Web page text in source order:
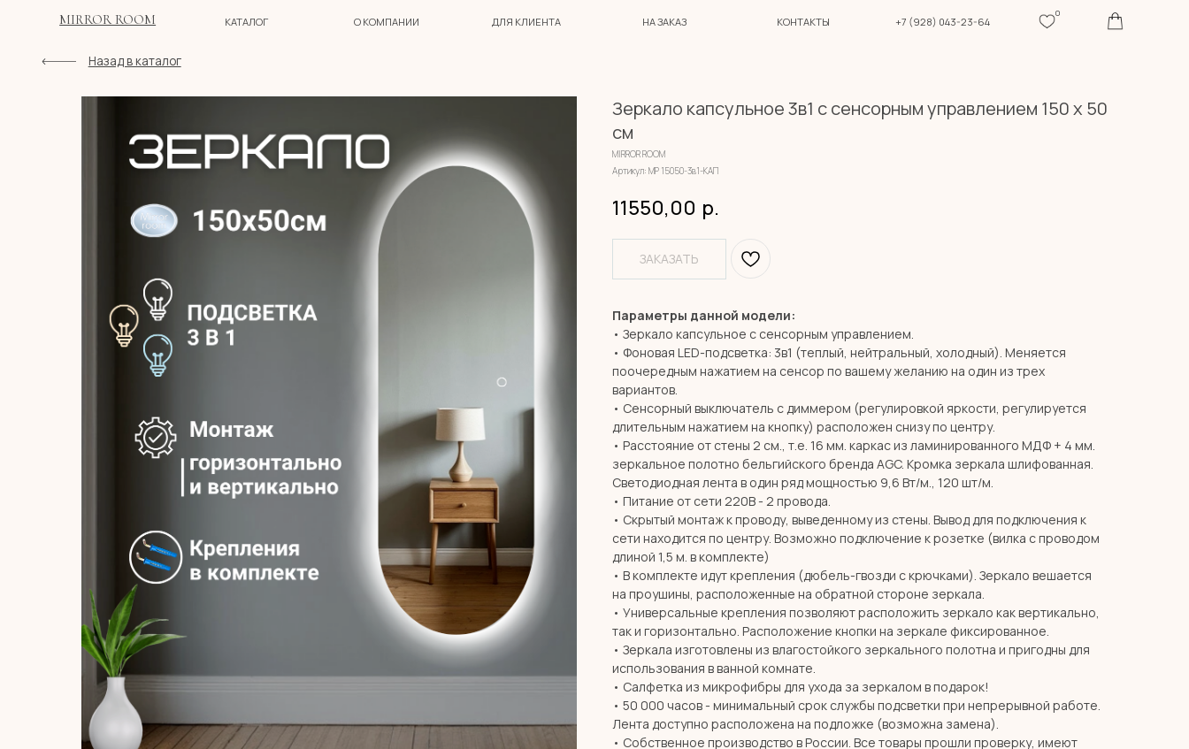
MIRROR ROOM КАТАЛОГ О КОМПАНИИ ДЛЯ КЛИЕНТА +7 (928) 043-23-64
Назад в каталог
Зеркало капсульное 3в1 с сенсорным управлением 150 х 50
см
MIRROR ROOM
Артикул: МР 15050-3в1-КАП
11550,00 р.
ЗАКАЗАТЬ
Параметры данной модели:
• Зеркало капсульное с сенсорным управлением.
• Фоновая LED-подсветка: 3в1 (теплый, нейтральный, холодный). Меняется
поочередным нажатием на сенсор по вашему желанию на один из трех
вариантов.
• Сенсорный выключатель с диммером (регулировкой яркости, регулируется
длительным нажатием на кнопку) расположен снизу по центру.
• Расстояние от стены 2 см., т.е. 16 мм. каркас из ламинированного МДФ + 4 мм.
зеркальное полотно бельгийского бренда AGC. Кромка зеркала шлифованная.
Светодиодная лента в один ряд мощностью 9,6 Вт/м., 120 шт/м.
• Питание от сети 220В - 2 провода.
• Скрытый монтаж к проводу, выведенному из стены. Вывод для подключения к
сети находится по центру. Возможно подключение к розетке (вилка с проводом
длиной 1,5 м. в комплекте)
• В комплекте идут крепления (дюбель-гвозди с крючками). Зеркало вешается
на проушины, расположенные на обратной стороне зеркала.
• Универсальные крепления позволяют расположить зеркало как вертикально,
так и горизонтально. Расположение кнопки на зеркале фиксированное.
• Зеркала изготовлены из влагостойкого зеркального полотна и пригодны для
использования в ванной комнате.
• Салфетка из микрофибры для ухода за зеркалом в подарок!
• 50 000 часов - минимальный срок службы подсветки при непрерывной работе.
Лента доступно расположена на подложке (возможна замена).
• Собственное производство в России. Все товары прошли проверку, имеют